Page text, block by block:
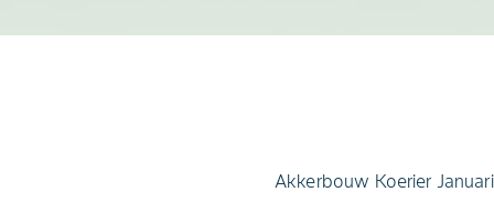
Akkerbouw Koerier